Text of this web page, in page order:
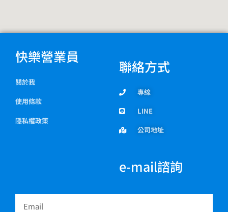
快樂營業員
關於我
使用條款
隱私權政策
聯絡方式
專線
LINE
公司地址
e-mail諮詢
Email